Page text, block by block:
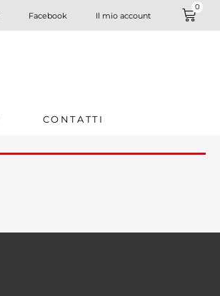
Facebook Il mio account
0
CONTATTI